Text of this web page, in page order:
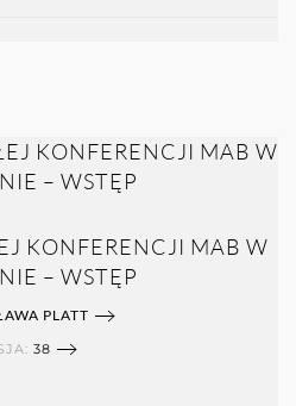
KONFERENCJI MAB W
– WSTĘP
PLATT
38